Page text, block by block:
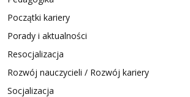
Początki kariery
Porady i aktualności
Resocjalizacja
Rozwój nauczycieli / Rozwój kariery
Socjalizacja